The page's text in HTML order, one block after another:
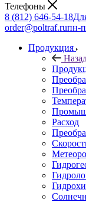
Телефоны
8 (812) 646-54-18
order@poltraf.ruпн-
Продукция
Расход